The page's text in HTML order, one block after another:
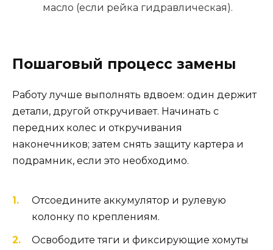
масло (если рейка гидравлическая).
Пошаговый процесс замены
Работу лучше выполнять вдвоем: один держит
детали, другой откручивает. Начинать с
передних колес и откручивания
наконечников; затем снять защиту картера и
подрамник, если это необходимо.
Отсоедините аккумулятор и рулевую
колонку по креплениям.
Освободите тяги и фиксирующие хомуты